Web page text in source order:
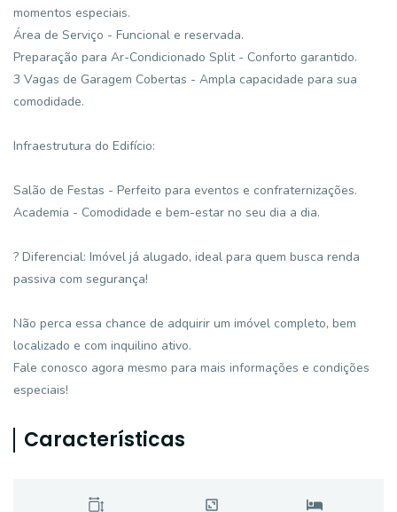
momentos especiais.
Área de Serviço - Funcional e reservada.
Preparação para Ar-Condicionado Split - Conforto garantido.
3 Vagas de Garagem Cobertas - Ampla capacidade para sua
comodidade.
Infraestrutura do Edifício:
Salão de Festas - Perfeito para eventos e confraternizações.
Academia - Comodidade e bem-estar no seu dia a dia.
? Diferencial: Imóvel já alugado, ideal para quem busca renda
passiva com segurança!
Não perca essa chance de adquirir um imóvel completo, bem
localizado e com inquilino ativo.
Fale conosco agora mesmo para mais informações e condições
especiais!
Características